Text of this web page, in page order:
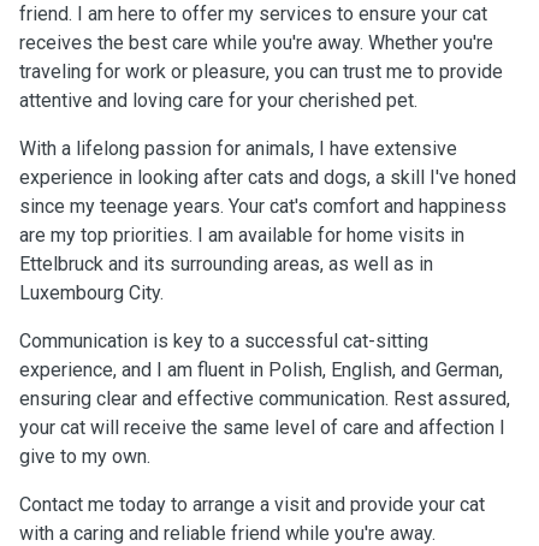
friend. I am here to offer my services to ensure your cat
receives the best care while you're away. Whether you're
traveling for work or pleasure, you can trust me to provide
attentive and loving care for your cherished pet.
With a lifelong passion for animals, I have extensive
experience in looking after cats and dogs, a skill I've honed
since my teenage years. Your cat's comfort and happiness
are my top priorities. I am available for home visits in
Ettelbruck and its surrounding areas, as well as in
Luxembourg City.
Communication is key to a successful cat-sitting
experience, and I am fluent in Polish, English, and German,
ensuring clear and effective communication. Rest assured,
your cat will receive the same level of care and affection I
give to my own.
Contact me today to arrange a visit and provide your cat
with a caring and reliable friend while you're away.